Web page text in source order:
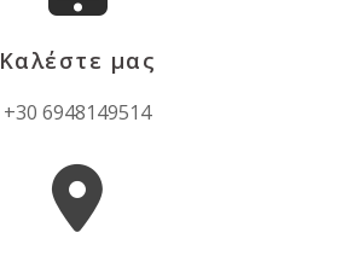
Καλέστε μας
+30 6948149514